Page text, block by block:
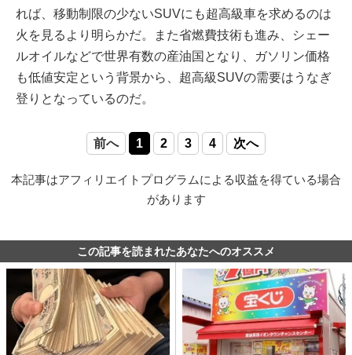
れば、移動制限の少ないSUVにも超高級車を求めるのは
火を見るより明らかだ。また省燃費技術も進み、シェー
ルオイルなどで世界有数の産油国となり、ガソリン価格
も低値安定という背景から、超高級SUVの需要はうなぎ
登りとなっているのだ。
前へ 1 2 3 4 次へ
本記事はアフィリエイトプログラムによる収益を得ている場合
があります
この記事を読まれたあなたへのオススメ